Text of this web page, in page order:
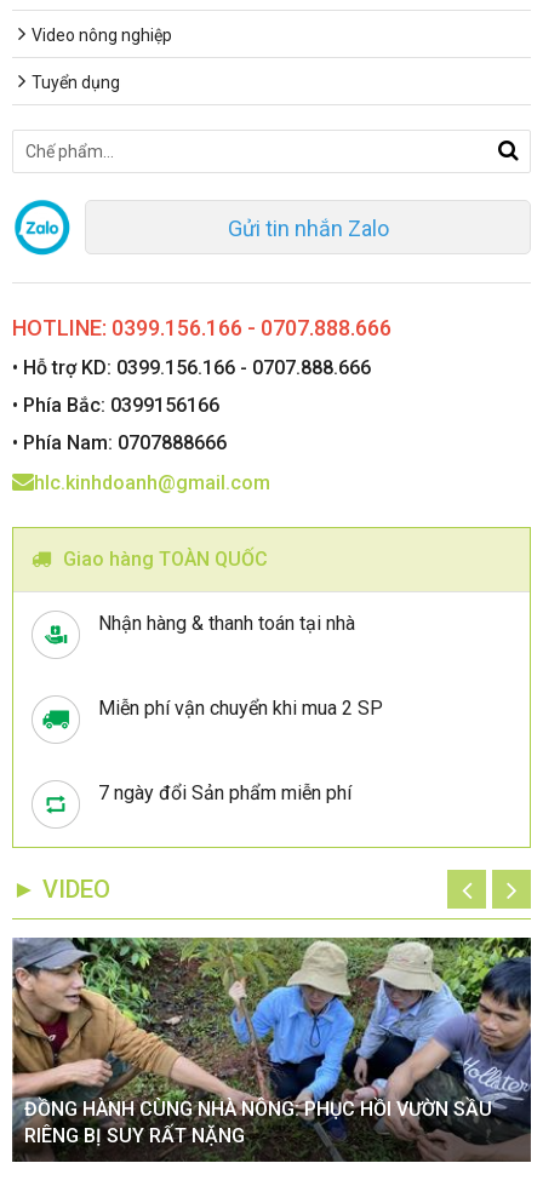
Video nông nghiệp
Tuyển dụng
Gửi tin nhắn Zalo
HOTLINE: 0399.156.166 - 0707.888.666
• Hỗ trợ KD: 0399.156.166 - 0707.888.666
• Phía Bắc: 0399156166
• Phía Nam: 0707888666
hlc.kinhdoanh@gmail.com
Giao hàng TOÀN QUỐC
Nhận hàng & thanh toán tại nhà
Miễn phí vận chuyển khi mua 2 SP
7 ngày đổi Sản phẩm miễn phí
► VIDEO
ĐỒNG HÀNH CÙNG NHÀ NÔNG: PHỤC HỒI VƯỜN SẦU
RIÊNG BỊ SUY RẤT NẶNG